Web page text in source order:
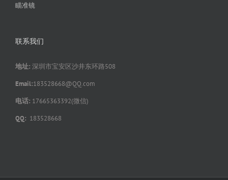
瞄准镜
联系我们
地址: 深圳市宝安区沙井东环路508
Email:183528668@QQ.com
电话: 17665363392(微信)
QQ: 183528668